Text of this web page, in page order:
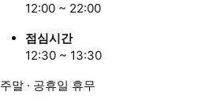
12:00 ~ 22:00
점심시간
12:30 ~ 13:30
주말 · 공휴일 휴무